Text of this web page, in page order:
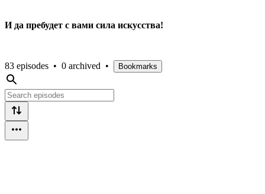
И да пребудет с вами сила искусства!
83 episodes • 0 archived • Bookmarks